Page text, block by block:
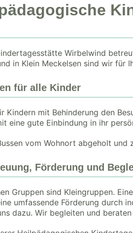
Wirbelwind
in Klein Meckelsen sind wir für
für alle Kinder
Kindern mit Behinderung den
eine gute Einbindung in ihr
vom Wohnort abgeholt und
Förderung und
Gruppen sind Kleingruppen.
umfassende Förderung durch
dazu. Wir begleiten und